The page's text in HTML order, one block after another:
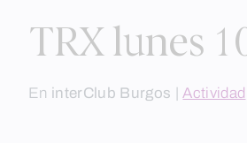
TRX lunes
En interClub Burgos |Actividad